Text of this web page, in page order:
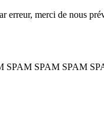
erreur, merci de nous
SPAM SPAM SPAM